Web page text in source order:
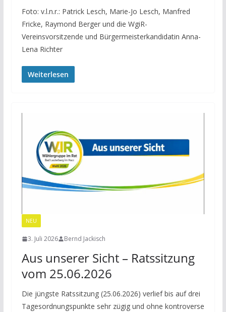
Foto: v.l.n.r.: Patrick Lesch, Marie-Jo Lesch, Manfred
Fricke, Raymond Berger und die WgiR-
Vereinsvorsitzende und Bürgermeisterkandidatin Anna-
Lena Richter
Weiterlesen
NEU
3. Juli 2026 Bernd Jackisch
Aus unserer Sicht – Ratssitzung
vom 25.06.2026
Die jüngste Ratssitzung (25.06.2026) verlief bis auf drei
Tagesordnungspunkte sehr zügig und ohne kontroverse